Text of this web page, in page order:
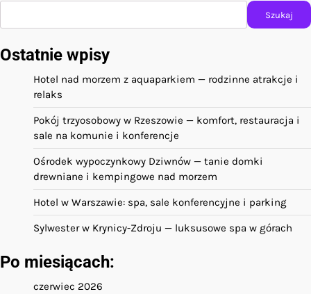
Szukaj
Ostatnie wpisy
Hotel nad morzem z aquaparkiem — rodzinne atrakcje i
relaks
Pokój trzyosobowy w Rzeszowie — komfort, restauracja i
sale na komunie i konferencje
Ośrodek wypoczynkowy Dziwnów — tanie domki
drewniane i kempingowe nad morzem
Hotel w Warszawie: spa, sale konferencyjne i parking
Sylwester w Krynicy-Zdroju — luksusowe spa w górach
Po miesiącach:
czerwiec 2026